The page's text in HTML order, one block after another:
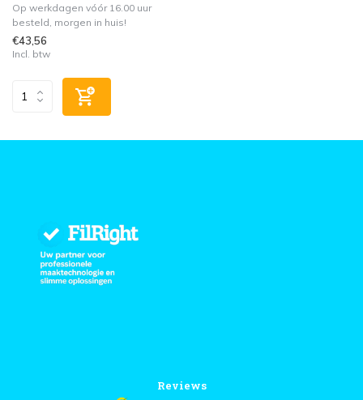
Op werkdagen vóór 16.00 uur
besteld, morgen in huis!
€43,56
Incl. btw
Reviews